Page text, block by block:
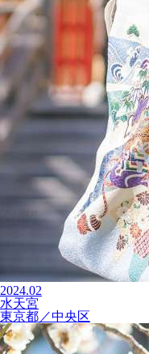
2024.02
水天宮
東京都／中央区